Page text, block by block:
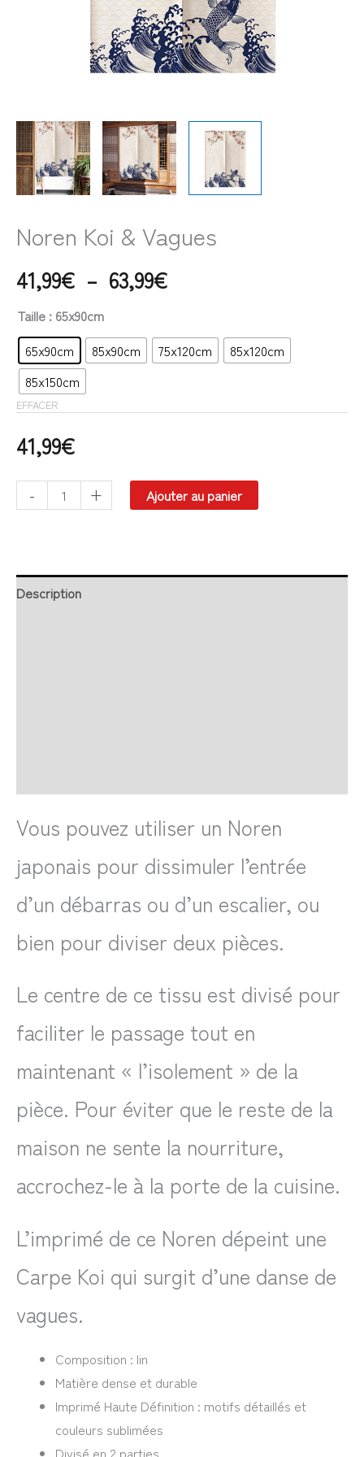
Noren Koi & Vagues
41,99€ – 63,99€
Taille : 65x90cm
65x90cm
85x90cm 75x120cm
85x120cm
85x150cm
EFFACER
41,99€
- + Ajouter au panier
Description
Vous pouvez utiliser un Noren
japonais pour dissimuler l’entrée
d’un débarras ou d’un escalier, ou
bien pour diviser deux pièces.
Le centre de ce tissu est divisé pour
faciliter le passage tout en
maintenant « l’isolement » de la
pièce. Pour éviter que le reste de la
maison ne sente la nourriture,
accrochez-le à la porte de la cuisine.
L’imprimé de ce Noren dépeint une
Carpe Koi qui surgit d’une danse de
vagues.
Composition : lin
Matière dense et durable
Imprimé Haute Définition : motifs détaillés et
couleurs sublimées
Divisé en 2 parties